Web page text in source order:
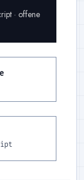
· offene